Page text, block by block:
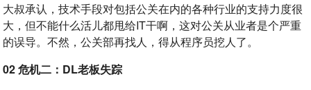
大叔承认，技术手段对包括公关在内的各种行业的支持力度很
大，但不能什么活儿都甩给IT干啊，这对公关从业者是个严重
的误导。不然，公关部再找人，得从程序员挖人了。
02 危机二： DL老板失踪